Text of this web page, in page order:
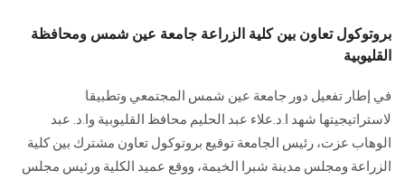
بروتوكول تعاون بين كلية الزراعة جامعة عين شمس ومحافظة
القليوبية
في إطار تفعيل دور جامعة عين شمس المجتمعي وتطبيقا
لاستراتيجيتها شهد ا.د.علاء عبد الحليم محافظ القليوبية وا.د. عبد
الوهاب عزت، رئيس الجامعة توقيع بروتوكول تعاون مشترك بين كلية
الزراعة ومجلس مدينة شبرا الخيمة، ووقع عميد الكلية ورئيس مجلس